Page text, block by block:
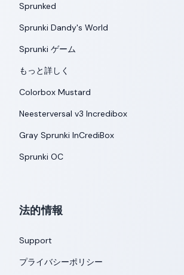
Sprunked
Sprunki Dandy's World
Sprunki ゲーム
もっと詳しく
Colorbox Mustard
Neesterversal v3 Incredibox
Gray Sprunki InCrediBox
Sprunki OC
法的情報
Support
プライバシーポリシー